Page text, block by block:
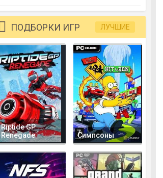
ПОДБОРКИ ИГР ЛУЧШИЕ
Riptide GP
Renegade
Симпсоны